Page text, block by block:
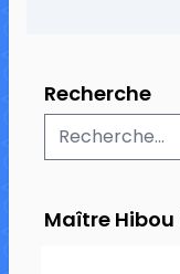
Recherche
Maître Hibou